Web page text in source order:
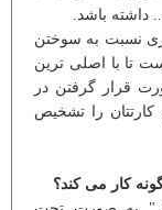
باشد.
نسبت به سوختن
تا با اصلی ترین
قرار گرفتن در
را تشخیص
کار می کند؟